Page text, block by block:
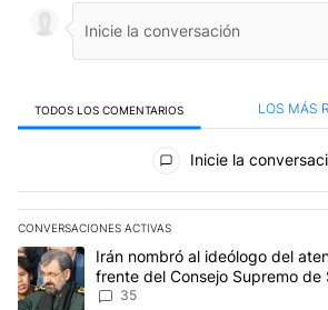
TODOS LOS COMENTARIOS LOS MÁS
Todos los comentarios
Inicie la
CONVERSACIONES ACTIVAS
Este listado muestra los artículos con
Un artículo de tendencia con el título
Irán nombró al ideólogo del
frente del Consejo Supremo
35